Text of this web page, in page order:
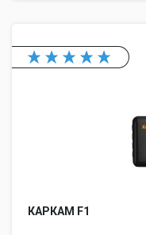
КАРКАМ F1